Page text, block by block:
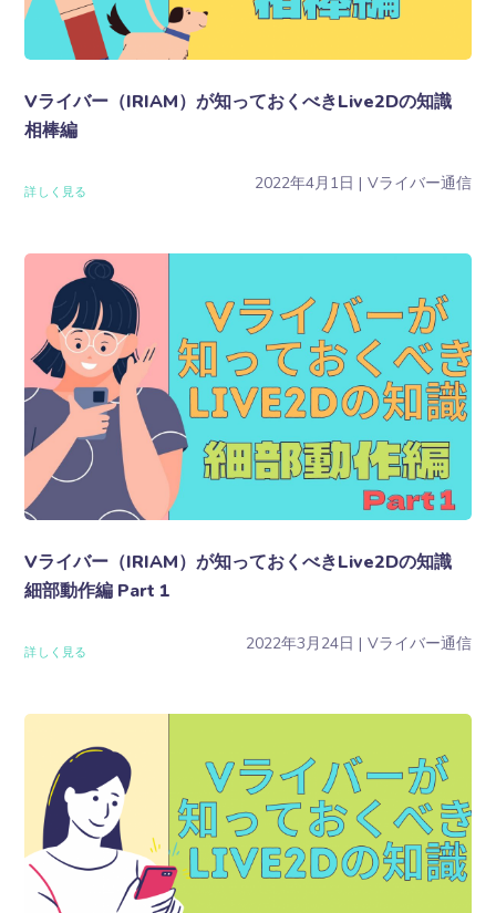
2022年4月1日 Vライバー通信
Vライバー（IRIAM）が知っておくべきLive2Dの知識
相棒編
詳しく見る
2022年3月24日 Vライバー通信
Vライバー（IRIAM）が知っておくべきLive2Dの知識
細部動作編 Part 1
詳しく見る